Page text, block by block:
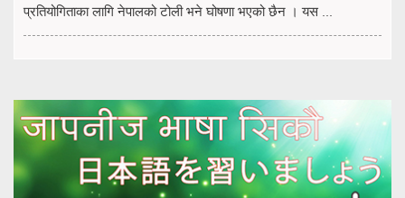
प्रतियोगिताका लागि नेपालको टोली भने घोषणा भएको छैन । यस ...